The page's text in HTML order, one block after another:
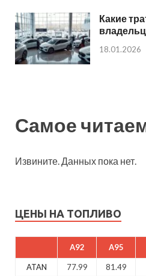
Какие
18.01.2026
Самое
Извините. Данных пока нет.
ЦЕНЫ НА ТОПЛИВО
A92 A95
ATAN 77.99 81.49